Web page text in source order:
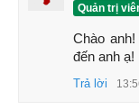
Quản trị
Chào
đến anh ạ!
Trả lời